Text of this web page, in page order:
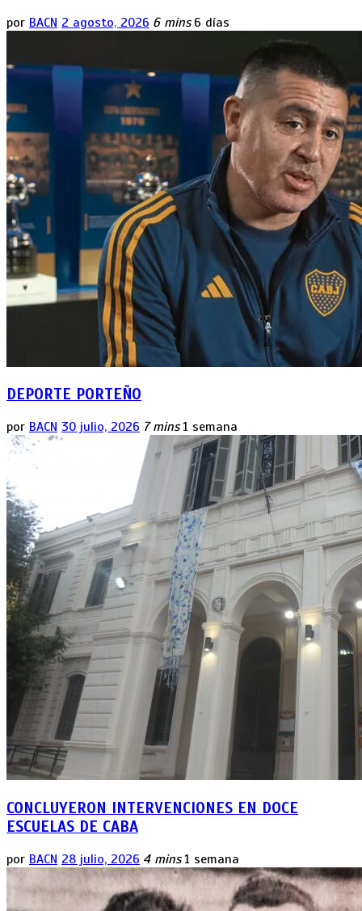
por BACN 2 agosto, 2026 6 mins 6 días
DEPORTE PORTEÑO
por BACN 30 julio, 2026 7 mins 1 semana
CONCLUYERON INTERVENCIONES EN DOCE
ESCUELAS DE CABA
por BACN 28 julio, 2026 4 mins 1 semana